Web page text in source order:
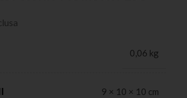
0,06 kg
9 × 10 × 10 cm